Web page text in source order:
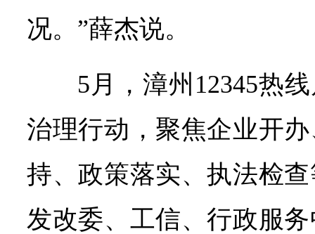
况。”薛杰说。
5月，漳州12345热
治理行动，聚焦企业开
持、政策落实、执法检
发改委、工信、行政服